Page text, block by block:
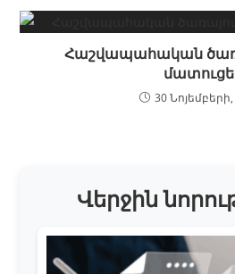
Հաշվապահական
30 Նոյեմբերի,
Վերջին